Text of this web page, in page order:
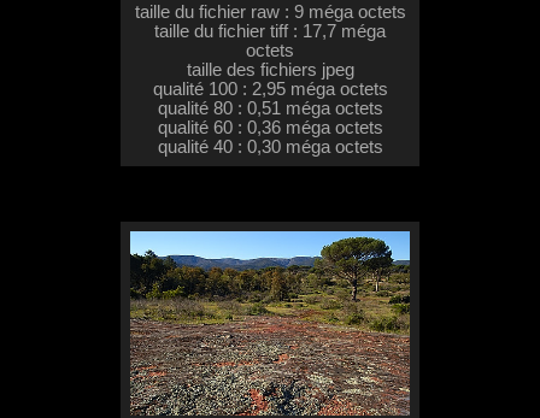
taille du fichier raw : 9 méga octets
taille du fichier tiff : 17,7 méga
octets
taille des fichiers jpeg
qualité 100 : 2,95 méga octets
qualité 80 : 0,51 méga octets
qualité 60 : 0,36 méga octets
qualité 40 : 0,30 méga octets